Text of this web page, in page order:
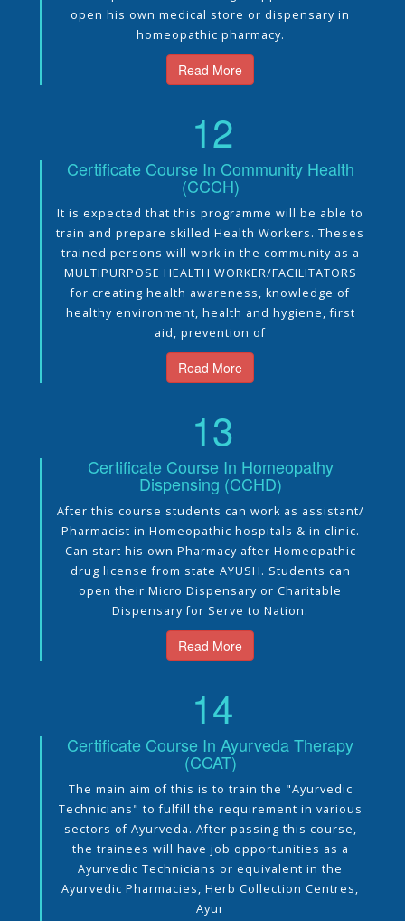
open his own medical store or dispensary in
homeopathic pharmacy.
Read More
12
Certificate Course In Community Health
(CCCH)
It is expected that this programme will be able to
train and prepare skilled Health Workers. Theses
trained persons will work in the community as a
MULTIPURPOSE HEALTH WORKER/FACILITATORS
for creating health awareness, knowledge of
healthy environment, health and hygiene, first
aid, prevention of
Read More
13
Certificate Course In Homeopathy
Dispensing (CCHD)
After this course students can work as assistant/
Pharmacist in Homeopathic hospitals & in clinic.
Can start his own Pharmacy after Homeopathic
drug license from state AYUSH. Students can
open their Micro Dispensary or Charitable
Dispensary for Serve to Nation.
Read More
14
Certificate Course In Ayurveda Therapy
(CCAT)
The main aim of this is to train the "Ayurvedic
Technicians" to fulfill the requirement in various
sectors of Ayurveda. After passing this course,
the trainees will have job opportunities as a
Ayurvedic Technicians or equivalent in the
Ayurvedic Pharmacies, Herb Collection Centres,
Ayur